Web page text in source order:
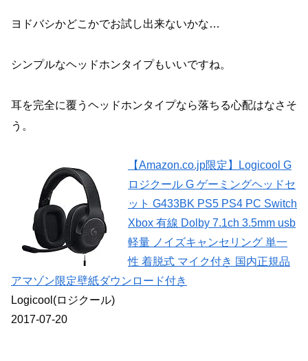
ヨドバシかどこかでお試し出来ないかな…
シンプルなヘッドホンタイプもいいですね。
耳を完全に覆うヘッドホンタイプなら落ちる心配はなさそ
う。
【Amazon.co.jp限定】Logicool G
ロジクール G ゲーミングヘッドセ
ット G433BK PS5 PS4 PC Switch
Xbox 有線 Dolby 7.1ch 3.5mm usb
軽量 ノイズキャンセリング 単一
性 着脱式 マイク付き 国内正規品
アマゾン限定壁紙ダウンロード付き
Logicool(ロジクール)
2017-07-20